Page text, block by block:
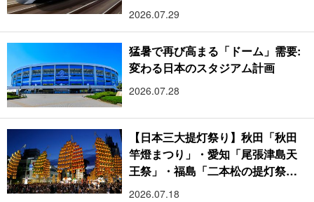
2026.07.29
猛暑で再び高まる「ドーム」需要:
変わる日本のスタジアム計画
2026.07.28
【日本三大提灯祭り】秋田「秋田
竿燈まつり」・愛知「尾張津島天
王祭」・福島「二本松の提灯祭
り」:おびただしい灯火が夜空を照
2026.07.18